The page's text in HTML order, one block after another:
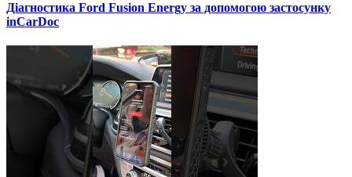
Діагностика Ford Fusion Energy за допомогою застосунку
inCarDoc